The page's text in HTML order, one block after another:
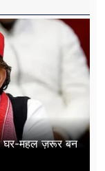
घर-महल ज़रूर बन